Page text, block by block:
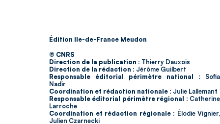
Édition Ile-de-France Meudon
© CNRS
Direction de la publication : Thierry Dauxois
Direction de la rédaction : Jérôme Guilbert
Responsable éditorial périmètre national : Sofia
Nadir
Coordination et rédaction nationale : Julie Lallemant
Responsable éditorial périmètre régional : Catherine
Larroche
Coordination et rédaction régionale : Élodie Vignier,
Julien Czarnecki